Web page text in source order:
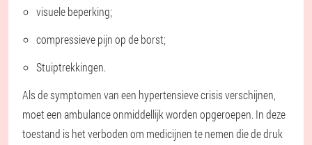
visuele beperking;
compressieve pijn op de borst;
Stuiptrekkingen.
Als de symptomen van een hypertensieve crisis verschijnen,
moet een ambulance onmiddellijk worden opgeroepen. In deze
toestand is het verboden om medicijnen te nemen die de druk